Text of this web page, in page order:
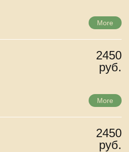
More
2450
руб.
More
2450
руб.